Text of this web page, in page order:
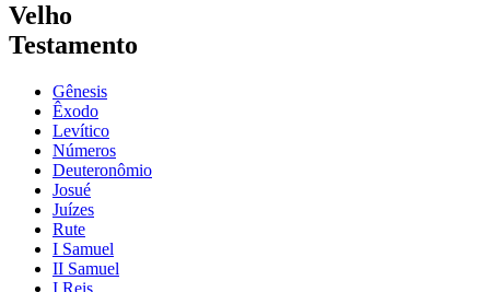
Velho
Testamento
Gênesis
Êxodo
Levítico
Números
Deuteronômio
Josué
Juízes
Rute
I Samuel
II Samuel
I Reis